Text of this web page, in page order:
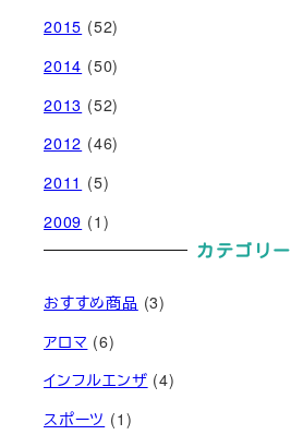
2015 (52)
2014 (50)
2013 (52)
2012 (46)
2011 (5)
2009 (1)
カテゴリー
おすすめ商品 (3)
アロマ (6)
インフルエンザ (4)
スポーツ (1)